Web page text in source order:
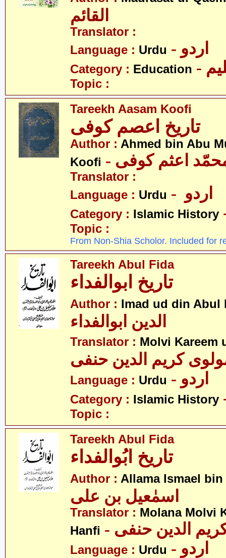
القائم
Translator :
Language : Urdu - اردو
Category : Education
Topic :
Tareekh Aasam Koofi
تاریخ اعصم کوفی
Author : Ahmed bin Abu
Koofi
Translator :
Language : Urdu
Category : Islamic History
Topic :
From Non-Shia Scholor. Included for
Tareekh Abul Fida
تاریخ ابوالفداء
Author : Imad ud din Abul
الدین ابوالفداء
Translator : Molvi Kareem
کریم الدین حنفی
Language : Urdu - اردو
Category : Islamic History
Topic :
Tareekh Abul Fida
تاریخ ابُوالفداء
Author : Allama Ismael
اسمٰعیل بن علی
Translator : Molana Molvi
Hanfi
کریم الدین حنفی
Language : Urdu - اردو